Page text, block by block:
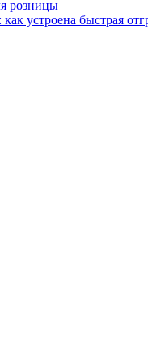
розницы
устроена быстрая